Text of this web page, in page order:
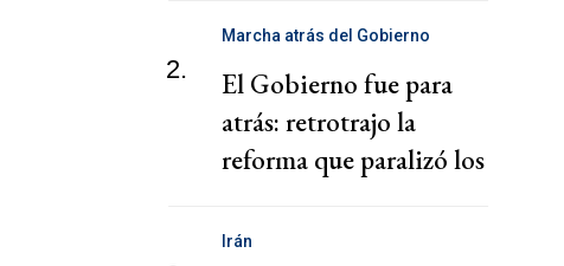
2.
Marcha atrás del Gobierno
El Gobierno fue para
atrás: retrotrajo la
reforma que paralizó los
Irán